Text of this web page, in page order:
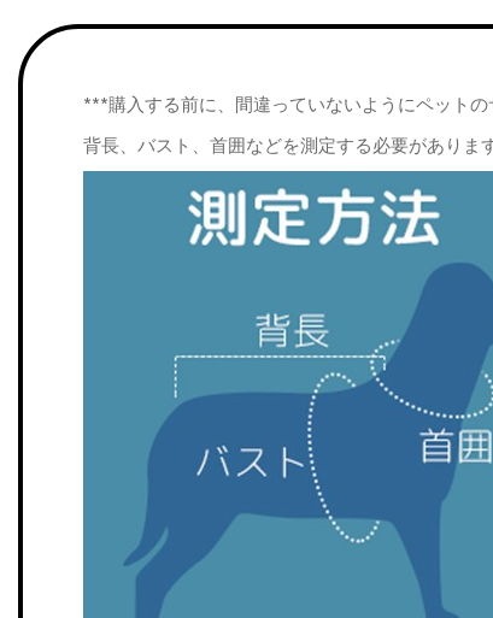
***購入する前に、間違っていないようにペットの
背長、バスト、首囲などを測定する必要がありま